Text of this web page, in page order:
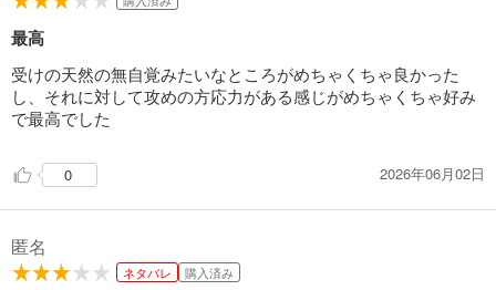
最高
受けの天然の無自覚みたいなところがめちゃくちゃ良かった
し、それに対して攻めの方応力がある感じがめちゃくちゃ好み
で最高でした
0 2026年06月02日
匿名
ネタバレ 購入済み